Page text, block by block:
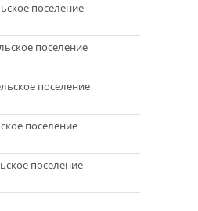
поселение
поселение
поселение
поселение
поселение